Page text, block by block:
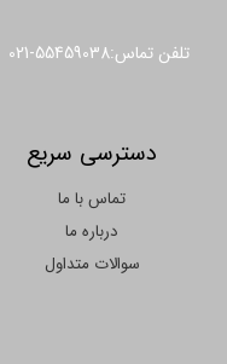
تلفن تماس:55459038-021 55459022-021 09126883974
دسترسی سریع
تماس با ما
درباره ما
سوالات متداول